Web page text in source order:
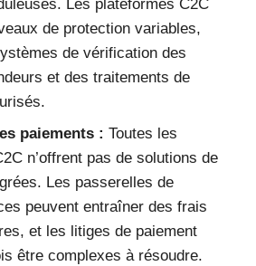
Les plateformes C2C
de protection variables,
de vérification des
et des traitements de
paiements : Toutes les
n’offrent pas de solutions de
Les passerelles de
peuvent entraîner des frais
et les litiges de paiement
être complexes à résoudre.